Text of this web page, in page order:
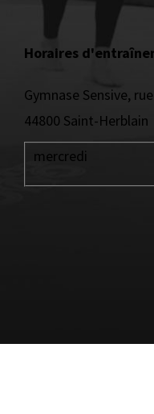
Horaires
Gymnase Sensive,
44800 Saint-Herblain
mercredi